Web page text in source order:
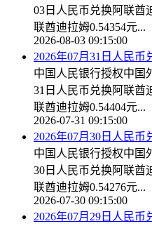
03日人民币兑换阿联酋
联酋迪拉姆0.54354元...
2026-08-03 09:15:00
2026年07月31日人民
中国人民银行授权中国
31日人民币兑换阿联酋
联酋迪拉姆0.54404元...
2026-07-31 09:15:00
2026年07月30日人民
中国人民银行授权中国
30日人民币兑换阿联酋
联酋迪拉姆0.54276元...
2026-07-30 09:15:00
2026年07月29日人民